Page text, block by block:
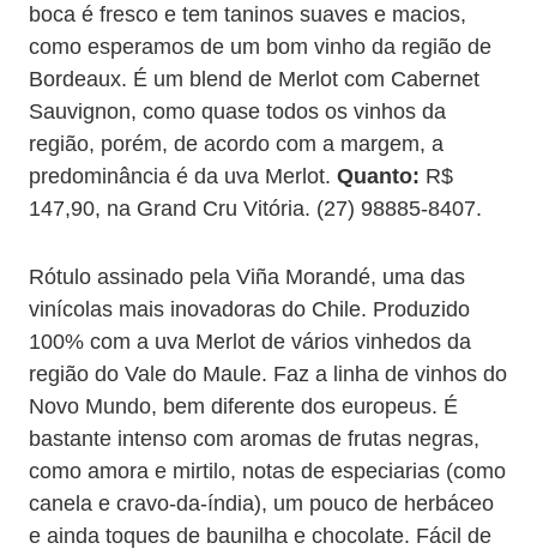
boca é fresco e tem taninos suaves e macios,
como esperamos de um bom vinho da região de
Bordeaux. É um blend de Merlot com Cabernet
Sauvignon, como quase todos os vinhos da
região, porém, de acordo com a margem, a
predominância é da uva Merlot.Quanto: R$
147,90, na Grand Cru Vitória. (27) 98885-8407.
Rótulo assinado pela Viña Morandé, uma das
vinícolas mais inovadoras do Chile. Produzido
100% com a uva Merlot de vários vinhedos da
região do Vale do Maule. Faz a linha de vinhos do
Novo Mundo, bem diferente dos europeus. É
bastante intenso com aromas de frutas negras,
como amora e mirtilo, notas de especiarias (como
canela e cravo-da-índia), um pouco de herbáceo
e ainda toques de baunilha e chocolate. Fácil de